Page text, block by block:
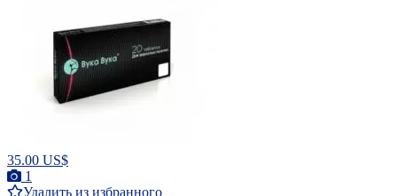
35.00 US$
1
Удалить из избранного